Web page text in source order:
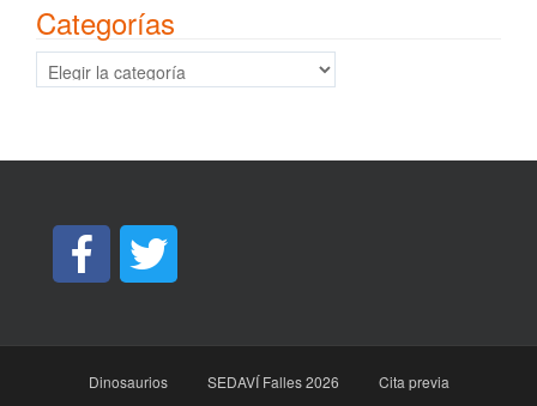
Categorías
Categorías
Dinosaurios SEDAVÍ Falles 2026 Cita previa